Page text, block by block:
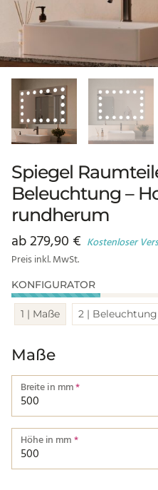
Spiegel
Beleuchtung –
rundherum
ab279,90 € Kostenloser
Preis inkl. MwSt.
KONFIGURATOR
1 | Maße 2 | Beleuchtung
Maße
Breite in mm*
Breite von einer Kante bis
Höhe in mm*